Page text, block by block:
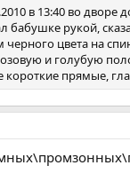
в 13:40 во
рукой,
цвета на
и голубую
короткие прямые,